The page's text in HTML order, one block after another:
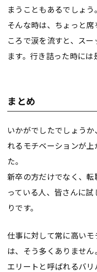
まうこともあるでしょう。
そんな時は、ちょっと
ころで涙を流すと、ス
ます。行き詰った時には
まとめ
いかがでしたでしょう
れるモチベーションが
た。
新卒の方だけでなく、
っている人、皆さんに
りです。
仕事に対して常に高い
は、そう多くありません。
エリートと呼ばれるバリ